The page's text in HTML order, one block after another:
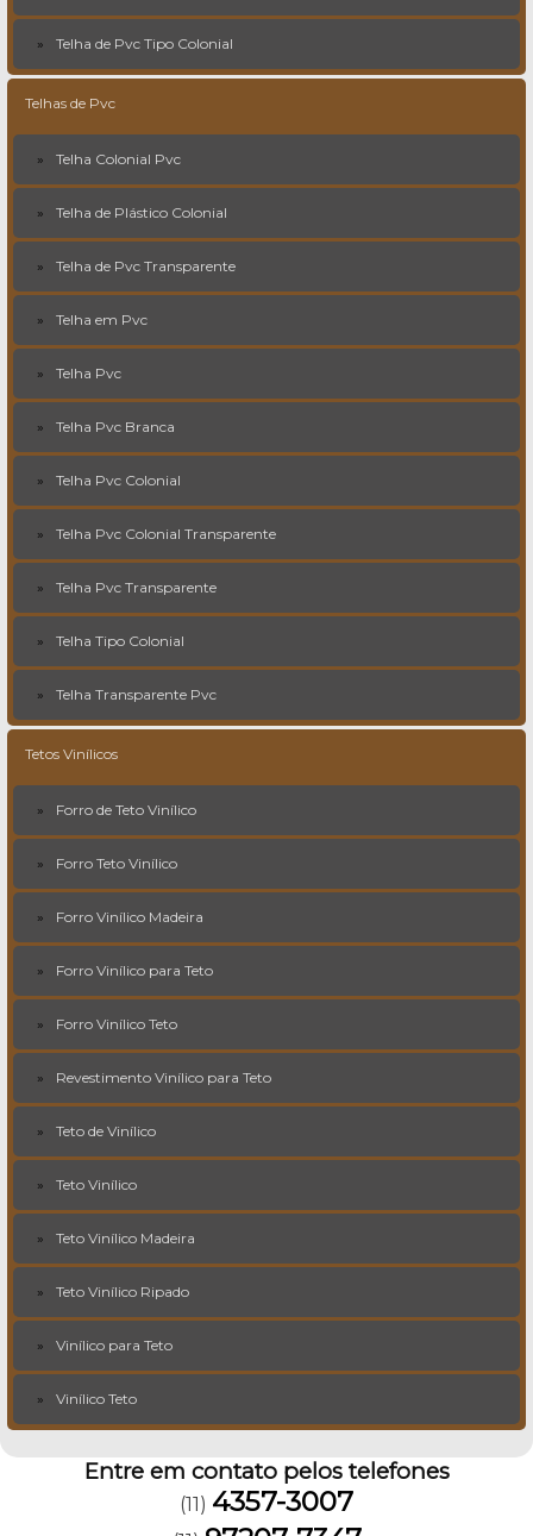
Telha de Pvc Tipo Colonial
Telhas de Pvc
Telha Colonial Pvc
Telha de Plástico Colonial
Telha de Pvc Transparente
Telha em Pvc
Telha Pvc
Telha Pvc Branca
Telha Pvc Colonial
Telha Pvc Colonial Transparente
Telha Pvc Transparente
Telha Tipo Colonial
Telha Transparente Pvc
Tetos Vinílicos
Forro de Teto Vinílico
Forro Teto Vinílico
Forro Vinílico Madeira
Forro Vinílico para Teto
Forro Vinílico Teto
Revestimento Vinílico para Teto
Teto de Vinílico
Teto Vinílico
Teto Vinílico Madeira
Teto Vinílico Ripado
Vinílico para Teto
Vinílico Teto
Entre em contato pelos telefones
(11) 4357-3007